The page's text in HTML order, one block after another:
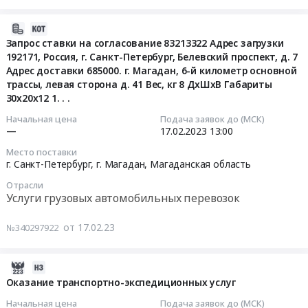
Запрос ставки на согласование 83213322 Адрес загрузки
192171, Россия, г. Санкт-Петербург, Белевский проспект, д. 7
Адрес доставки 685000. г. Магадан, 6-й километр основной
трассы, левая сторона д. 41 Вес, кг 8 ДхШхВ Габариты
30х20х12 1. . .
Начальная цена
—
Подача заявок до (МСК)
17.02.2023 13:00
Место поставки
г. Санкт-Петербург, г. Магадан, Магаданская область
Отрасли
Услуги грузовых автомобильных перевозок
№340297922 от 17.02.23
Оказание транспортно-экспедиционных услуг
Начальная цена Подача заявок до (МСК)